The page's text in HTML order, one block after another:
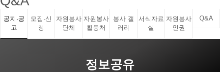
공지·공
고
모집·신
청
자원봉사
단체
자원봉사
활동처
봉사 갤
러리
서식자료
실
자원봉사
인권
Q&A
정보공유